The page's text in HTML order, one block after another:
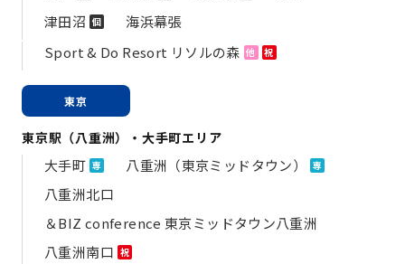
津田沼 個
海浜幕張
Sport & Do Resort リソルの森 他 祝
東京
東京駅（八重洲）・大手町エリア
大手町 専 八重洲（東京ミッドタウン） 専
八重洲北口
＆BIZ conference 東京ミッドタウン八重洲
八重洲南口 祝